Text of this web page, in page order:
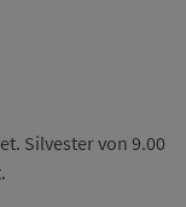
Silvester von 9.00